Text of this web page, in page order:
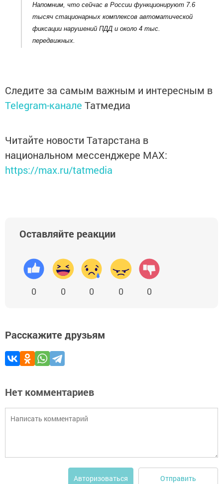
Напомним, что сейчас в России функционируют 7.6
тысяч стационарных комплексов автоматической
фиксации нарушений ПДД и около 4 тыс.
передвижных.
Следите за самым важным и интересным в
Telegram-канале Татмедиа
Читайте новости Татарстана в
национальном мессенджере MАХ:
https://max.ru/tatmedia
Оставляйте реакции
0 0 0 0 0
Расскажите друзьям
Нет комментариев
Авторизоваться Отправить